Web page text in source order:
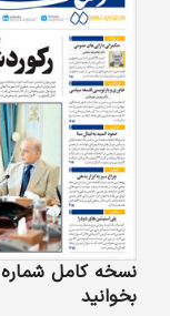
نسخه کامل شماره
بخوانید